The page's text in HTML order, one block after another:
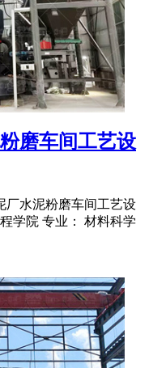
磨车间工艺设
厂水泥粉磨车间工艺设
学院 专业： 材料科学